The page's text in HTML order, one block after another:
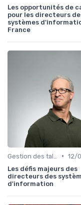
Les opportunités de
pour les directeurs
systèmes
France
• 12/
Les défis majeurs des
directeurs des
d'information